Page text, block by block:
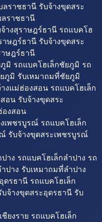
ราชธานี รับจ้างขุดสระ
ราชธานี
างสุราษฎร์ธานี รถแบคโฮ
ษฎร์ธานี รับจ้างขุดสระ
ษฎร์ธานี
มิ รถแบคโฮเล็กชัยภูมิ รถ
ภูมิ รับเหมาถมที่ชัยภูมิ
งแม่ฮ่องสอน รถแบคโฮเล็ก
อน รับจ้างขุดสระ
องสอน
เพชรบูรณ์ รถแบคโฮเล็ก
รับจ้างขุดสระเพชรบูรณ์
าง รถแบคโฮเล็กลำปาง รถ
ปาง รับเหมาถมที่ลำปาง
ดรธานี รถแบคโฮเล็ก
จ้างขุดสระอุดรธานี รับ
ชียงราย รถแบคโฮเล็ก